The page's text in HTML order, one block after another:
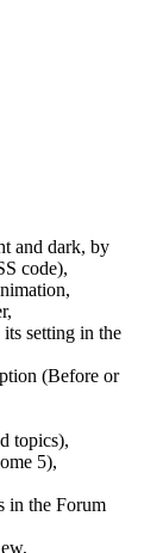
and dark, by
code),
setting in the
(Before or
topics),
5),
in the Forum